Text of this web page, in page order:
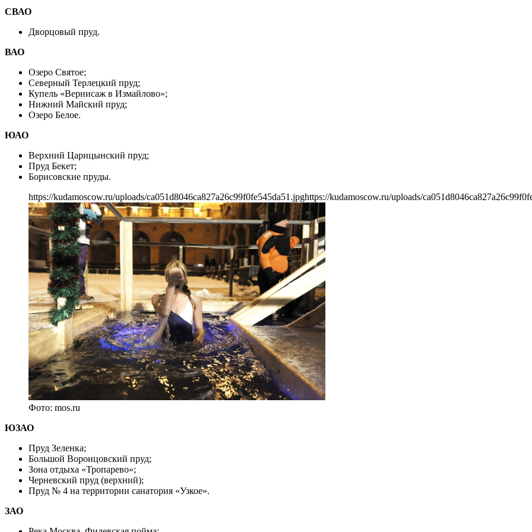
СВАО
Дворцовый пруд.
ВАО
Озеро Святое;
Северный Терлецкий пруд;
Купель «Вернисаж в Измайлово»;
Нижний Майский пруд;
Озеро Белое.
ЮАО
Верхний Царицынский пруд;
Пруд Бекет;
Борисовские пруды.
https://kudamoscow.ru/uploads/ca051d8046ca827a26c99f0fe545da51.jpghttps://kudamoscow.ru/uploads/
Фото: mos.ru
ЮЗАО
Пруд Зеленка;
Большой Воронцовский пруд;
Зона отдыха «Тропарево»;
Черневский пруд (верхний);
Пруд № 4 на территории санатория «Узкое».
ЗАО